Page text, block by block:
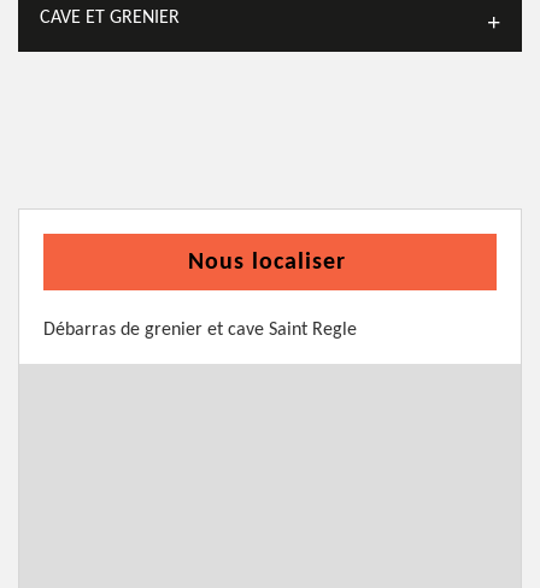
CAVE ET GRENIER
Nous localiser
Débarras de grenier et cave Saint Regle